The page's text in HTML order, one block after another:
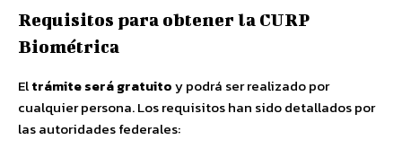
Requisitos para obtener la CURP
Biométrica
Eltrámite será gratuitoy podrá ser realizado por
cualquier persona. Los requisitos han sido detallados por
las autoridades federales: